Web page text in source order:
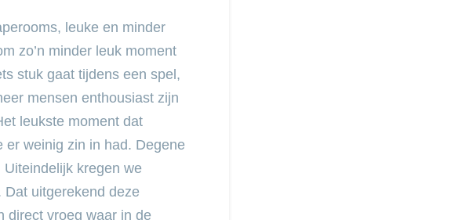
leuke en minder
zo’n minder leuk moment
stuk gaat tijdens een spel,
mensen enthousiast zijn
leukste moment dat
weinig zin in had. Degene
kregen we
uitgerekend deze
direct vroeg waar in de